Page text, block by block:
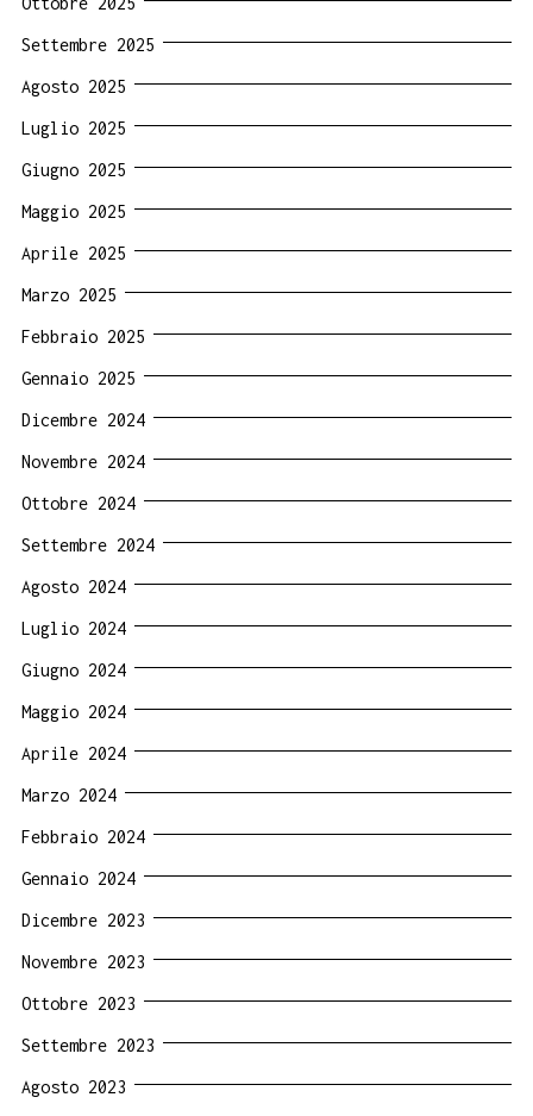
Settembre 2025
Agosto 2025
Luglio 2025
Giugno 2025
Maggio 2025
Aprile 2025
Marzo 2025
Febbraio 2025
Gennaio 2025
Dicembre 2024
Novembre 2024
Ottobre 2024
Settembre 2024
Agosto 2024
Luglio 2024
Giugno 2024
Maggio 2024
Aprile 2024
Marzo 2024
Febbraio 2024
Gennaio 2024
Dicembre 2023
Novembre 2023
Ottobre 2023
Settembre 2023
Agosto 2023